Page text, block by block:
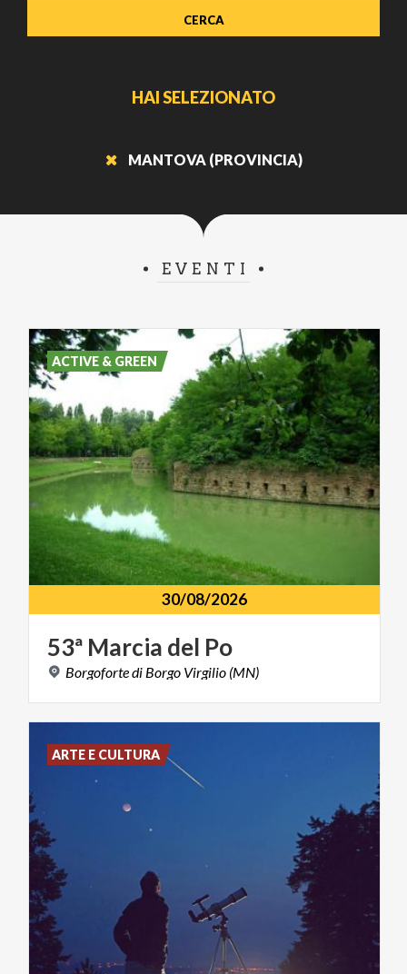
HAI SELEZIONATO
MANTOVA (PROVINCIA)
EVENTI
30/08/2026
53ª Marcia del Po
Borgofortedi Borgo Virgilio (MN)
ACTIVE & GREEN
ARTE E CULTURA